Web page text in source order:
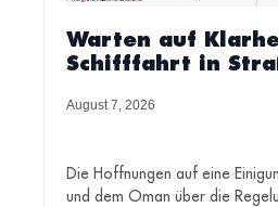
Warten auf
Schifffahrt in
wieder zu
August 7, 2026
Die Hoffnungen auf eine
und dem Oman über die